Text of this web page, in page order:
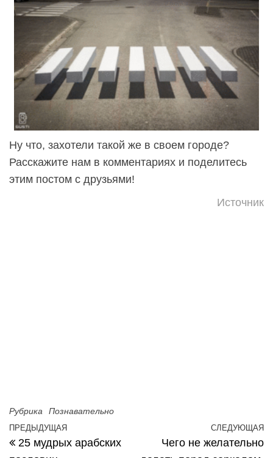
Ну что, захотели такой же в своем городе?
Расскажите нам в комментариях и поделитесь
этим постом с друзьями!
Источник
Рубрика Познавательно
Навигация по записям
Предыдущая запись
ПРЕДЫДУЩАЯ
25 мудрых арабских
СЛЕДУЮЩАЯ
Чего не желательно